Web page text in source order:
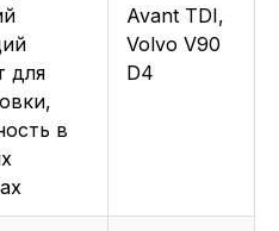
для
в
Avant TDI,
Volvo V90
D4